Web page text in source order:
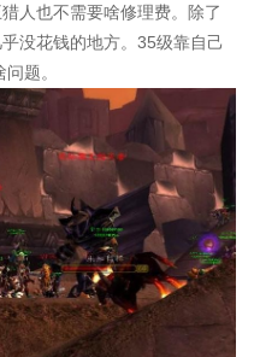
人也不需要啥修理费。除了
没花钱的地方。35级靠自己
题。